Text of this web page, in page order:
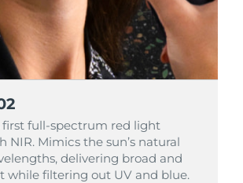
first full-spectrum red light
NIR. Mimics the sun’s natural
delivering broad and
while filtering out UV and blue.